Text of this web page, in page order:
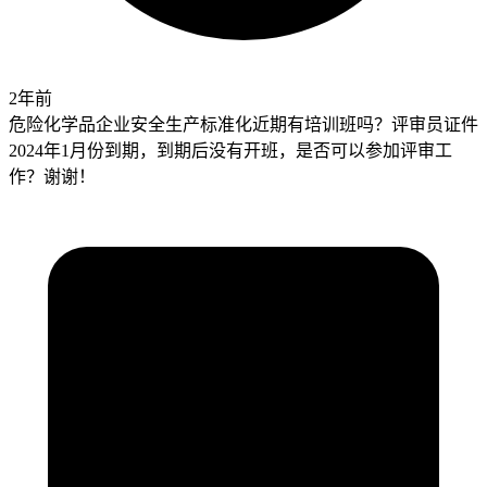
2年前
危险化学品企业安全生产标准化近期有培训班吗？评审员证件
2024年1月份到期，到期后没有开班，是否可以参加评审工
作？谢谢！